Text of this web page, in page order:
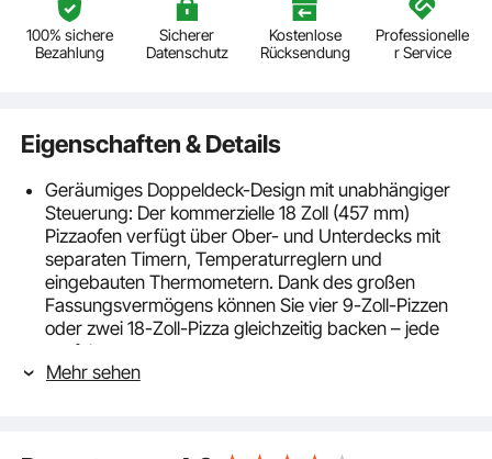
100% sichere
Bezahlung
Sicherer
Datenschutz
Kostenlose
Rücksendung
Professionelle
r Service
Eigenschaften & Details
Geräumiges Doppeldeck-Design mit unabhängiger
Steuerung: Der kommerzielle 18 Zoll (457 mm)
Pizzaofen verfügt über Ober- und Unterdecks mit
separaten Timern, Temperaturreglern und
eingebauten Thermometern. Dank des großen
Fassungsvermögens können Sie vier 9-Zoll-Pizzen
oder zwei 18-Zoll-Pizza gleichzeitig backen – jede
perfekt gegart
Genießen Sie jedes Mal knusprige Pizzas: Mit einer
Mehr sehen